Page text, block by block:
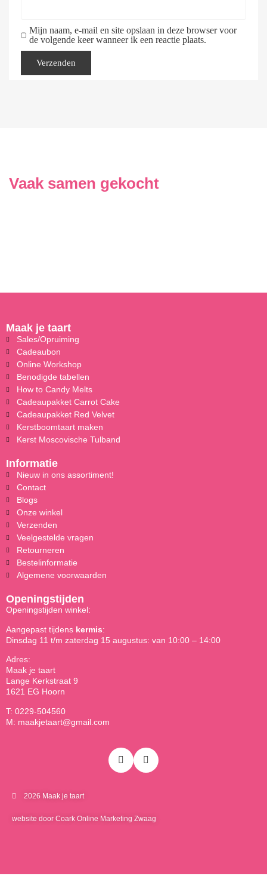
Mijn naam, e-mail en site opslaan in deze browser voor
de volgende keer wanneer ik een reactie plaats.
Vaak samen gekocht
Maak je taart
Sales/Opruiming
Cadeaubon
Online Workshop
Benodigde tabellen
How to Candy Melts
Cadeaupakket Carrot Cake
Cadeaupakket Red Velvet
Kerstboomtaart maken
Kerst Moscovische Tulband
Informatie
Nieuw in ons assortiment!
Contact
Blogs
Onze winkel
Verzenden
Veelgestelde vragen
Retourneren
Bestelinformatie
Algemene voorwaarden
Openingstijden
Openingstijden winkel:
Aangepast tijdens kermis:
Dinsdag 11 t/m zaterdag 15 augustus: van 10:00 – 14:00
Adres:
Maak je taart
Lange Kerkstraat 9
1621 EG Hoorn
T: 0229-504560
M: maakjetaart@gmail.com
2026 Maak je taart
website door Coark Online Marketing Zwaag